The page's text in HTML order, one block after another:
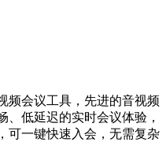
频会议工具，先进的音视频
低延迟的实时会议体验，
可一键快速入会，无需复杂